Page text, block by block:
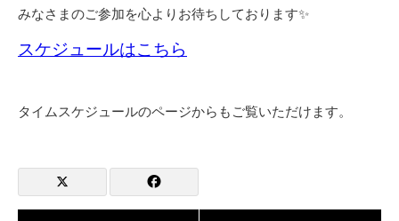
みなさまのご参加を心よりお待ちしております✨
スケジュールはこちら
タイムスケジュールのページからもご覧いただけます。